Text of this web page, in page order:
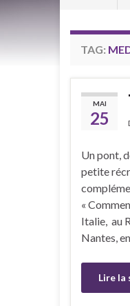
TAG:
MAI
25
Un pont,
petite
«
Italie, au
Nantes,
Lire la